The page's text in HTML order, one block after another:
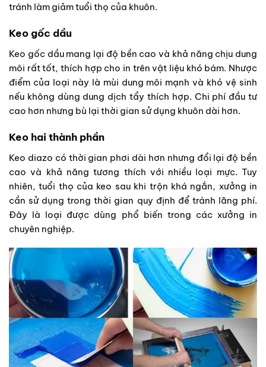
tránh làm giảm tuổi thọ của khuôn.
Keo gốc dầu
Keo gốc dầu mang lại độ bền cao và khả năng chịu dung
môi rất tốt, thích hợp cho in trên vật liệu khó bám. Nhược
điểm của loại này là mùi dung môi mạnh và khó vệ sinh
nếu không dùng dung dịch tẩy thích hợp. Chi phí đầu tư
cao hơn nhưng bù lại thời gian sử dụng khuôn dài hơn.
Keo hai thành phần
Keo diazo có thời gian phơi dài hơn nhưng đổi lại độ bền
cao và khả năng tương thích với nhiều loại mực. Tuy
nhiên, tuổi thọ của keo sau khi trộn khá ngắn, xưởng in
cần sử dụng trong thời gian quy định để tránh lãng phí.
Đây là loại được dùng phổ biến trong các xưởng in
chuyên nghiệp.